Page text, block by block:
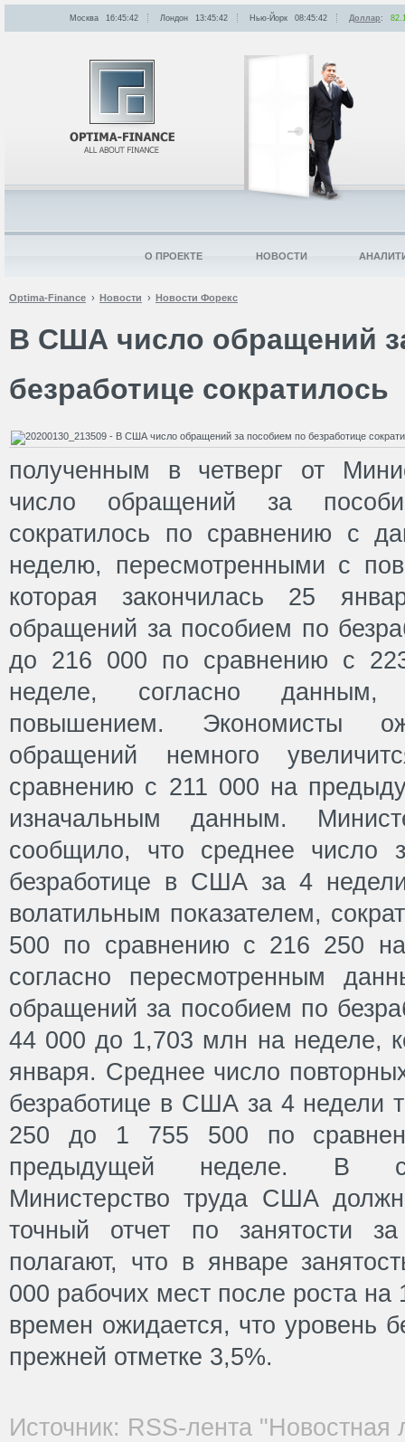
Optima-Finance Новости Новости Форекс
В США число обращений
безработице сократилось
полученным в четверг от
число обращений за
сократилось по сравнению с
неделю, пересмотренными с
которая закончилась 25
обращений за пособием по
до 216 000 по сравнению с
неделе, согласно данным,
повышением. Экономисты
обращений немного
сравнению с 211 000 на
изначальным данным.
сообщило, что среднее число
безработице в США за 4
волатильным показателем,
500 по сравнению с 216 250
согласно пересмотренным
обращений за пособием по
44 000 до 1,703 млн на неделе,
января. Среднее число
безработице в США за 4 недели
250 до 1 755 500 по
предыдущей неделе. В
Министерство труда США
точный отчет по занятости
полагают, что в январе
000 рабочих мест после роста
времен ожидается, что уровень
прежней отметке 3,5%.
Источник: RSS-лента "Новостная
Москва 16:45:42 Лондон 13:45:42 Нью-Йорк 08:45:42 Доллар:
О ПРОЕКТЕ НОВОСТИ